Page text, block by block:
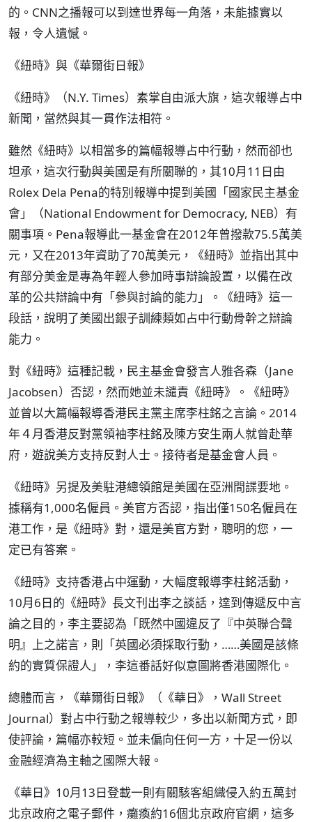
的。CNN之播報可以到達世界每一角落，未能據實以
報，令人遺憾。
《紐時》與《華爾街日報》
《紐時》（N.Y. Times）素掌自由派大旗，這次報導占中
新聞，當然與其一貫作法相符。
雖然《紐時》以相當多的篇幅報導占中行動，然而卻也
坦承，這次行動與美國是有所關聯的，其10月11日由
Rolex Dela Pena的特別報導中提到美國「國家民主基金
會」（National Endowment for Democracy, NEB）有
關事項。Pena報導此一基金會在2012年曾撥款75.5萬美
元，又在2013年資助了70萬美元，《紐時》並指出其中
有部分美金是專為年輕人參加時事辯論設置，以備在改
革的公共辯論中有「參與討論的能力」。《紐時》這一
段話，說明了美國出銀子訓練類如占中行動骨幹之辯論
能力。
對《紐時》這種記載，民主基金會發言人雅各森（Jane
Jacobsen）否認，然而她並未譴責《紐時》。《紐時》
並曾以大篇幅報導香港民主黨主席李柱銘之言論。2014
年４月香港反對黨領袖李柱銘及陳方安生兩人就曾赴華
府，遊說美方支持反對人士。接待者是基金會人員。
《紐時》另提及美駐港總領館是美國在亞洲間諜要地。
據稱有1,000名僱員。美官方否認，指出僅150名僱員在
港工作，是《紐時》對，還是美官方對，聰明的您，一
定已有答案。
《紐時》支持香港占中運動，大幅度報導李柱銘活動，
10月6日的《紐時》長文刊出李之談話，達到傳遞反中言
論之目的，李主要認為「既然中國違反了『中英聯合聲
明』上之諾言，則「英國必須採取行動，……美國是該條
約的實質保證人」，李這番話好似意圖將香港國際化。
總體而言，《華爾街日報》（《華日》，Wall Street
Journal）對占中行動之報導較少，多出以新聞方式，即
使評論，篇幅亦較短。並未偏向任何一方，十足一份以
金融經濟為主軸之國際大報。
《華日》10月13日登載一則有關駭客組織侵入約五萬封
北京政府之電子郵件，癱瘓約16個北京政府官網，這多